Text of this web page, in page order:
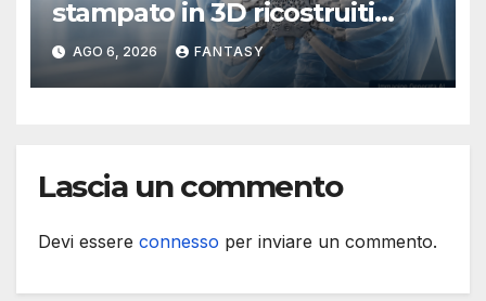
stampato in 3D ricostruiti
sterno e costole dopo un
tumore raro
AGO 6, 2026 FANTASY
Lascia un commento
Devi essere connesso per inviare un commento.